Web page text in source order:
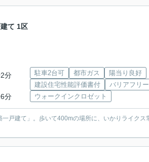
て 1区
分
分
駐車2台可 都市ガス
陽当り良好
建設住宅性能評価書付
バリアフリー
ウォークインクロゼット
戸建て」。歩いて400mの場所に、いかりライクス